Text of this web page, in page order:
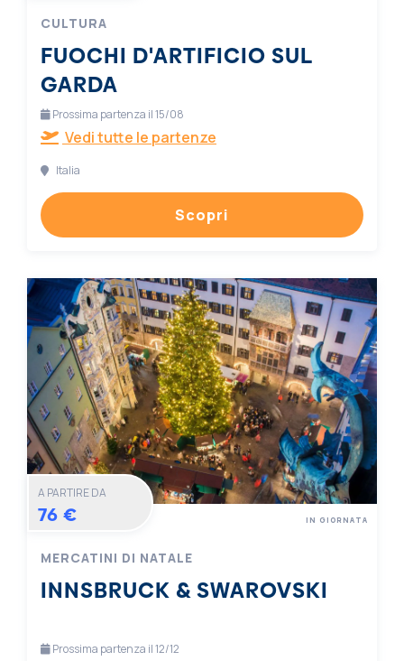
CULTURA
FUOCHI D'ARTIFICIO SUL
GARDA
Prossima partenza il 15/08
Vedi tutte le partenze
Italia
Scopri
A PARTIRE DA
76 €
MERCATINI DI NATALE
INNSBRUCK & SWAROVSKI
IN GIORNATA
Prossima partenza il 12/12